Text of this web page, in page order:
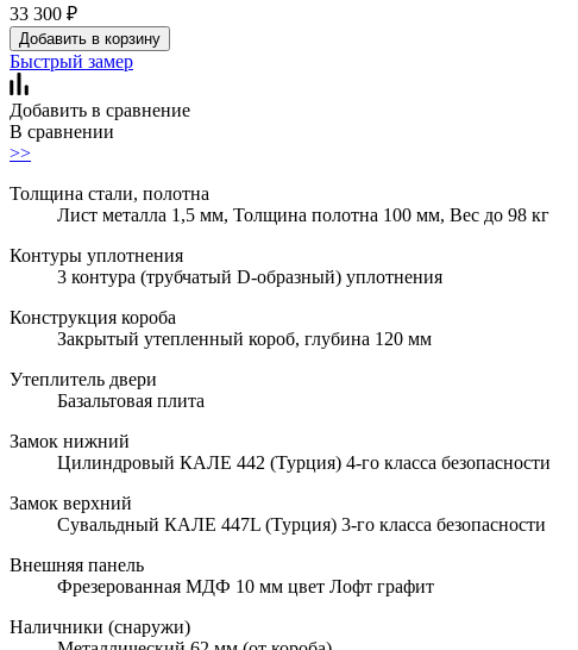
33 300 ₽
Добавить в корзину
Быстрый замер
Добавить в сравнение
В сравнении
>>
Толщина стали, полотна
Лист металла 1,5 мм, Толщина полотна 100 мм, Вес до 98 кг
Контуры уплотнения
3 контура (трубчатый D-образный) уплотнения
Конструкция короба
Закрытый утепленный короб, глубина 120 мм
Утеплитель двери
Базальтовая плита
Замок нижний
Цилиндровый КАЛЕ 442 (Турция) 4-го класса безопасности
Замок верхний
Сувальдный КАЛЕ 447L (Турция) 3-го класса безопасности
Внешняя панель
Фрезерованная МДФ 10 мм цвет Лофт графит
Наличники (снаружи)